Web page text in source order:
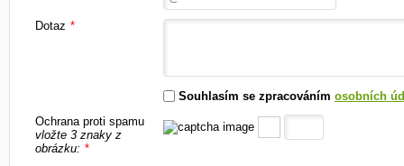
Dotaz *
Souhlasím se zpracováním osobních
Ochrana proti spamu
vložte 3 znaky z
obrázku: *